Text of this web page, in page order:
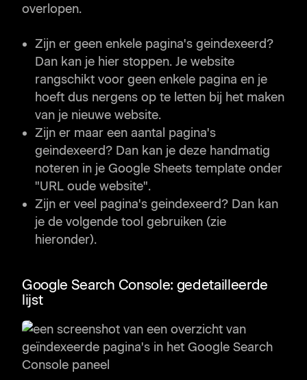
overlopen.
Zijn er geen enkele pagina's geindexeerd?
Dan kan je hier stoppen. Je website
rangschikt voor geen enkele pagina en je
hoeft dus nergens op te letten bij het maken
van je nieuwe website.
Zijn er maar een aantal pagina's
geindexeerd? Dan kan je deze handmatig
noteren in je Google Sheets template onder
"URL oude website".
Zijn er veel pagina's geindexeerd? Dan kan
je de volgende tool gebruiken (zie
hieronder).
Google Search Console: gedetailleerde
lijst